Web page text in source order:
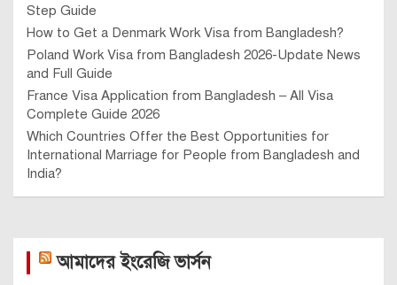
Step Guide
How to Get a Denmark Work Visa from Bangladesh?
Poland Work Visa from Bangladesh 2026-Update News
and Full Guide
France Visa Application from Bangladesh – All Visa
Complete Guide 2026
Which Countries Offer the Best Opportunities for
International Marriage for People from Bangladesh and
India?
আমাদের ইংরেজি ভার্সন